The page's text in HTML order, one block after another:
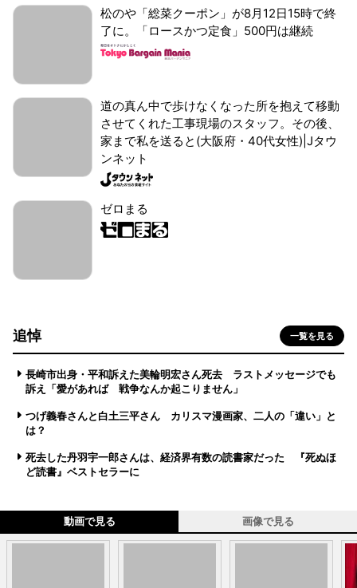
松のや「総菜クーポン」が8月12日15時で終
了に。「ロースかつ定食」500円は継続
道の真ん中で歩けなくなった所を抱えて移動
させてくれた工事現場のスタッフ。その後、
家まで私を送ると(大阪府・40代女性)|Jタウ
ンネット
ゼロまる
追悼 一覧を見る
長崎市出身・平和訴えた美輪明宏さん死去 ラストメッセージでも
訴え「愛があれば 戦争なんか起こりません」
つげ義春さんと白土三平さん カリスマ漫画家、二人の「違い」と
は？
死去した丹羽宇一郎さんは、経済界有数の読書家だった 『死ぬほ
ど読書』ベストセラーに
動画で見る 画像で見る